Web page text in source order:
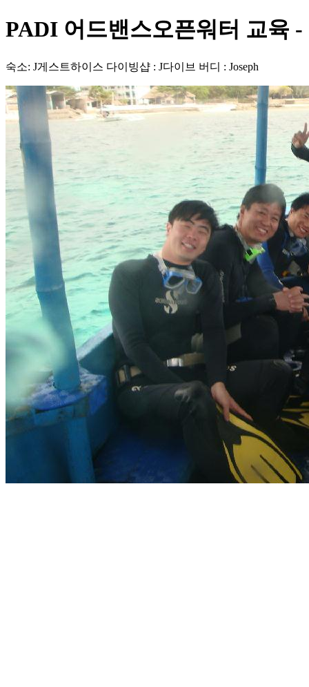
PADI 어드밴스오픈워터 교육
숙소: J게스트하이스 다이빙샵 : J다이브 버디 : Joseph